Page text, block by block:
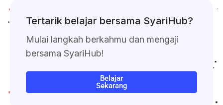
Tertarik belajar bersama SyariHub?
Mulai langkah berkahmu dan mengaji
bersama SyariHub!
Belajar
Sekarang